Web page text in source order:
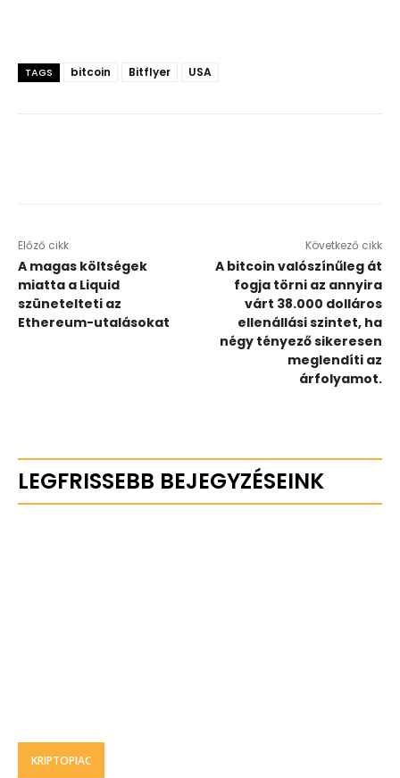
TAGS bitcoin Bitflyer USA
Előző cikk
A magas költségek
miatta a Liquid
szünetelteti az
Ethereum-utalásokat
Következő cikk
A bitcoin valószínűleg át
fogja törni az annyira
várt 38.000 dolláros
ellenállási szintet, ha
négy tényező sikeresen
meglendíti az
árfolyamot.
LEGFRISSEBB BEJEGYZÉSEINK
KRIPTOPIAC